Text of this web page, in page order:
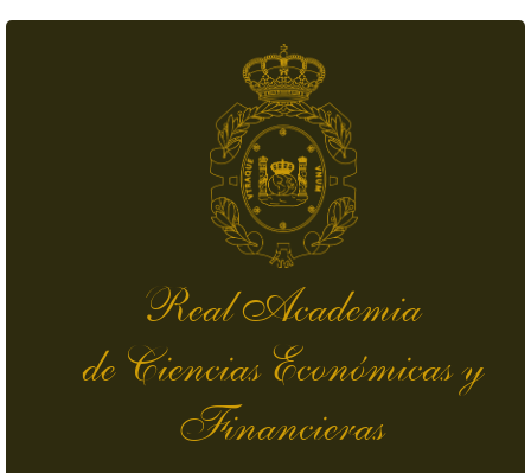
Real Academia
de Ciencias Económicas y
Financieras